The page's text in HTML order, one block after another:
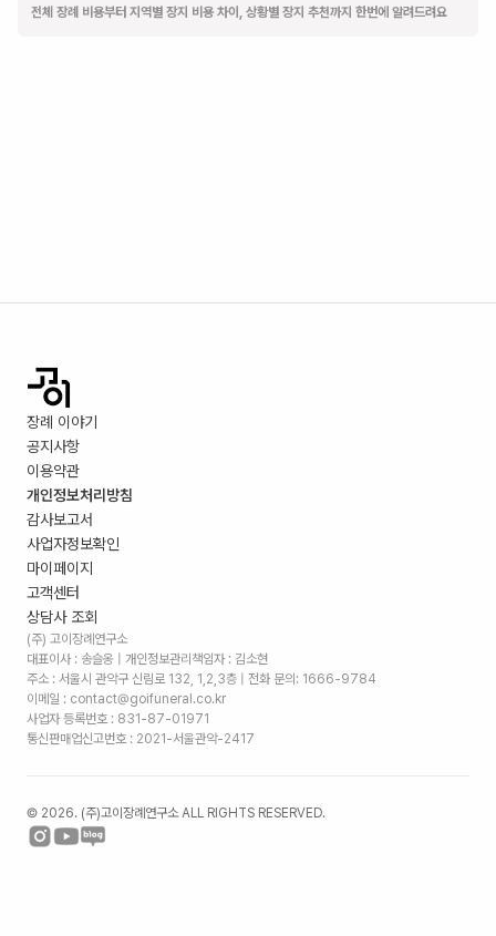
전체 장례 비용부터 지역별 장지 비용 차이, 상황별 장지 추천까지 한번에 알려드려요
장례 이야기
공지사항
이용약관
개인정보처리방침
감사보고서
사업자정보확인
마이페이지
고객센터
상담사 조회
(주) 고이장례연구소
대표이사 : 송슬옹 | 개인정보관리책임자 : 김소현
주소 : 서울시 관악구 신림로 132, 1,2,3층 | 전화 문의: 1666-9784
이메일 : contact@goifuneral.co.kr
사업자 등록번호 : 831-87-01971
통신판매업신고번호 : 2021-서울관악-2417
© 2026. (주)고이장례연구소 ALL RIGHTS RESERVED.